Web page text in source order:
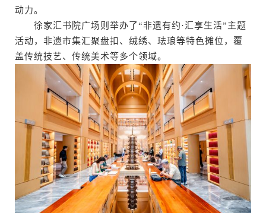
动力。
徐家汇书院广场则举办了“非遗有约·汇享生活”主题
活动，非遗市集汇聚盘扣、绒绣、珐琅等特色摊位，覆
盖传统技艺、传统美术等多个领域。